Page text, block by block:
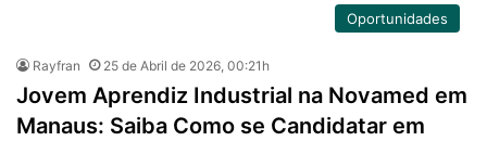
Oportunidades
Rayfran 25 de Abril de 2026, 00:21h
Jovem Aprendiz Industrial na Novamed em
Manaus: Saiba Como se Candidatar em